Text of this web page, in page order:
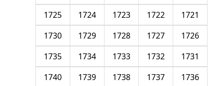
1721
1722
1723
1724
1725
1726
1727
1728
1729
1730
1731
1732
1733
1734
1735
1736
1737
1738
1739
1740